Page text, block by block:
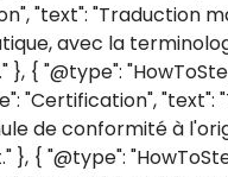
"text": "Traduction
avec la
}, { "@type":
"Certification", "text":
de conformité à
}, { "@type":